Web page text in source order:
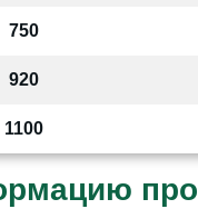
750
920
1100
про